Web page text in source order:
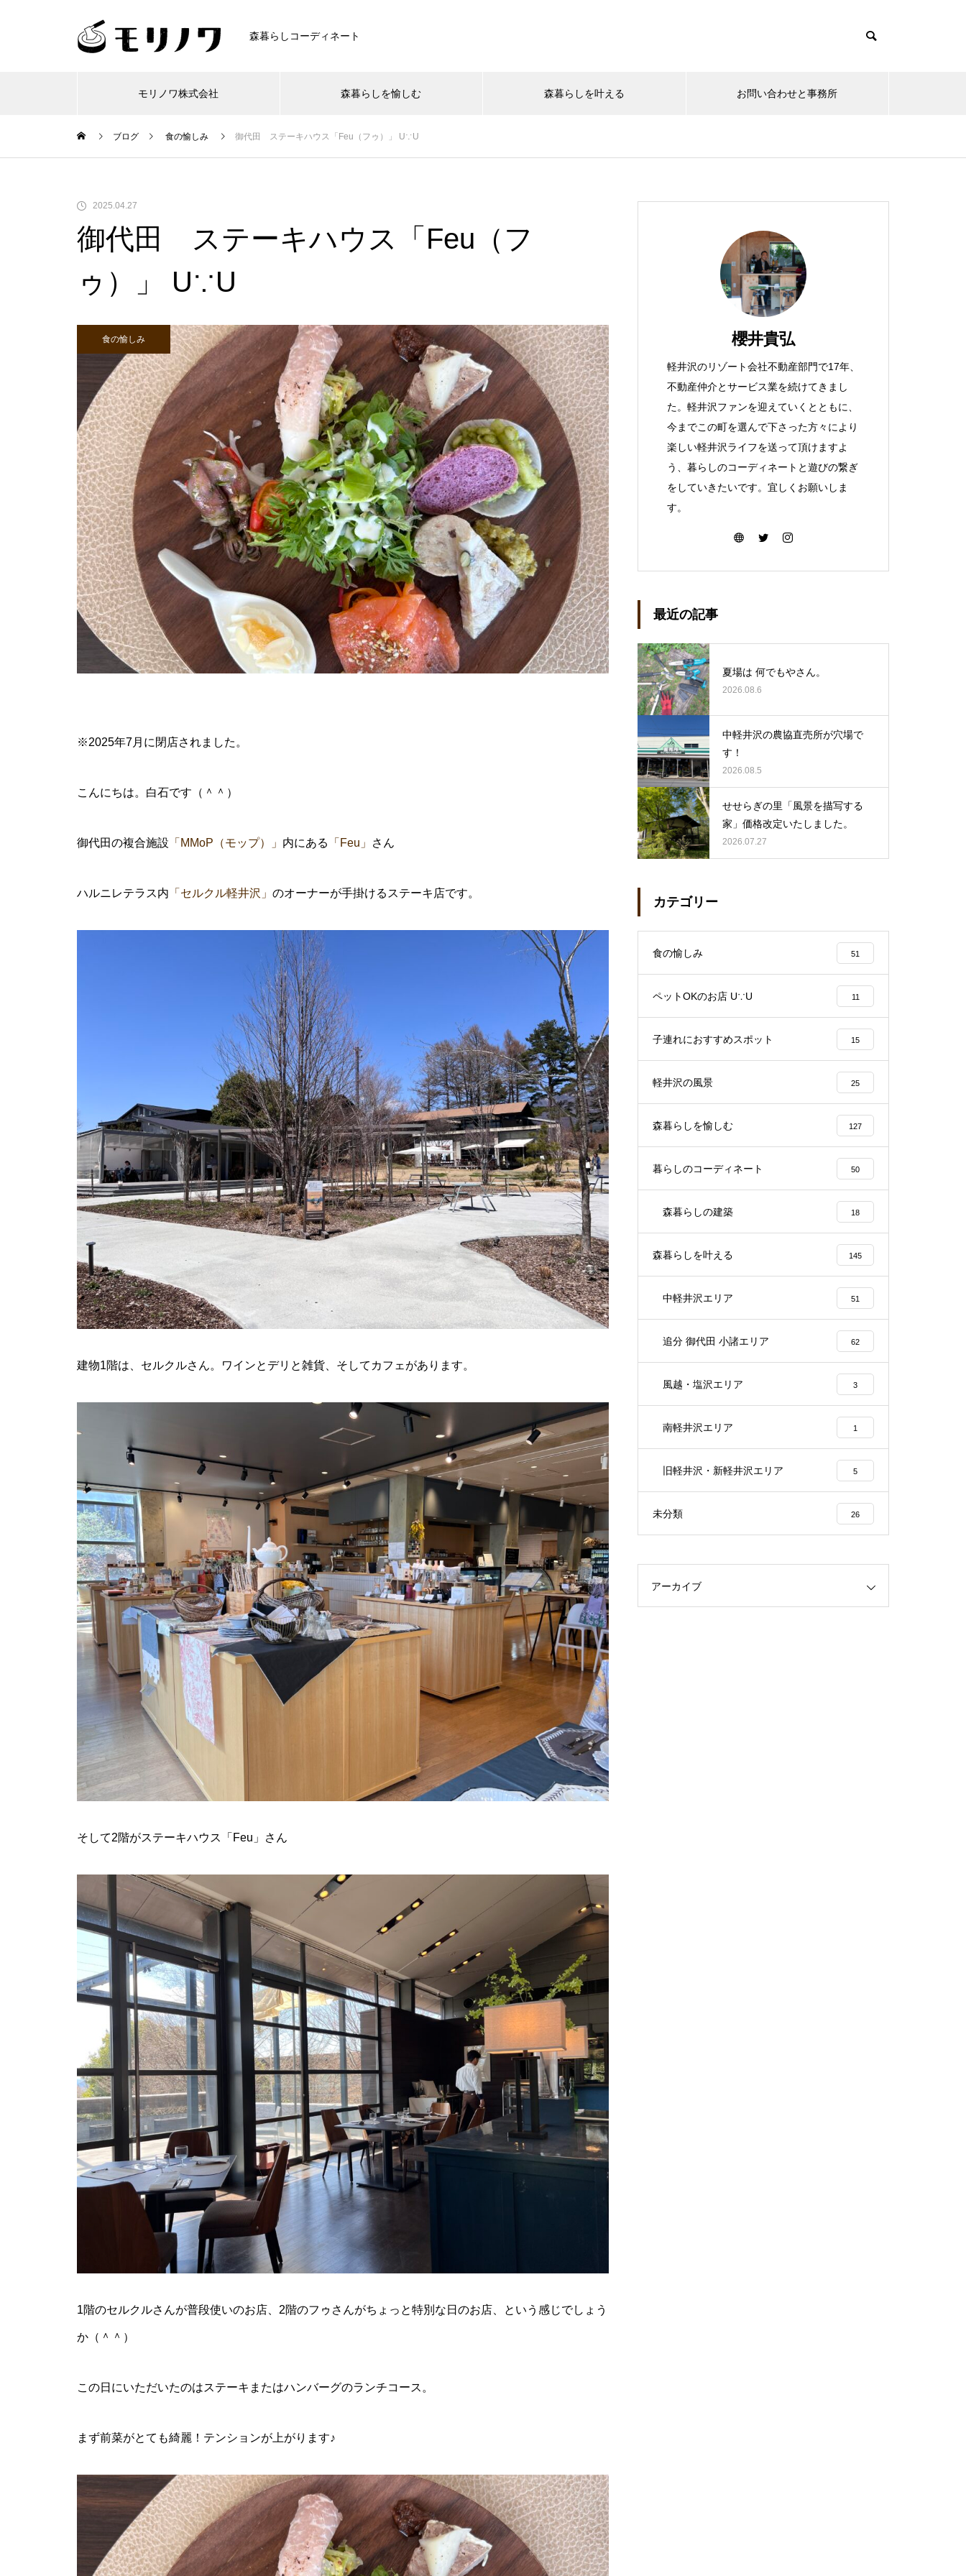
森暮らしコーディネート
モリノワ株式会社 森暮らしを愉しむ 森暮らしを叶える お問い合わせと事務所
ブログ 食の愉しみ 御代田 ステーキハウス「Feu（フゥ）」 U∵U
2025.04.27
御代田 ステーキハウス「Feu（フ
ゥ）」 U∵U
食の愉しみ
※2025年7月に閉店されました。
こんにちは。白石です（＾＾）
御代田の複合施設 「MMoP（モップ）」 内にある 「Feu」 さん
ハルニレテラス内 「セルクル軽井沢」 のオーナーが手掛けるステーキ店です。
建物1階は、セルクルさん。ワインとデリと雑貨、そしてカフェがあります。
そして2階がステーキハウス「Feu」さん
1階のセルクルさんが普段使いのお店、2階のフゥさんがちょっと特別な日のお店、という感じでしょう
か（＾＾）
この日にいただいたのはステーキまたはハンバーグのランチコース。
まず前菜がとても綺麗！テンションが上がります♪
櫻井貴弘
軽井沢のリゾート会社不動産部門で17年、
不動産仲介とサービス業を続けてきまし
た。軽井沢ファンを迎えていくとともに、
今までこの町を選んで下さった方々により
楽しい軽井沢ライフを送って頂けますよ
う、暮らしのコーディネートと遊びの繋ぎ
をしていきたいです。宜しくお願いしま
す。
最近の記事
夏場は 何でもやさん。
2026.08.6
中軽井沢の農協直売所が穴場で
す！
2026.08.5
せせらぎの里「風景を描写する
家」価格改定いたしました。
2026.07.27
カテゴリー
食の愉しみ 51
ペットOKのお店 U∵U 11
子連れにおすすめスポット 15
軽井沢の風景 25
森暮らしを愉しむ 127
暮らしのコーディネート 50
森暮らしの建築 18
森暮らしを叶える 145
中軽井沢エリア 51
追分 御代田 小諸エリア 62
風越・塩沢エリア 3
南軽井沢エリア 1
旧軽井沢・新軽井沢エリア 5
未分類 26
アーカイブ